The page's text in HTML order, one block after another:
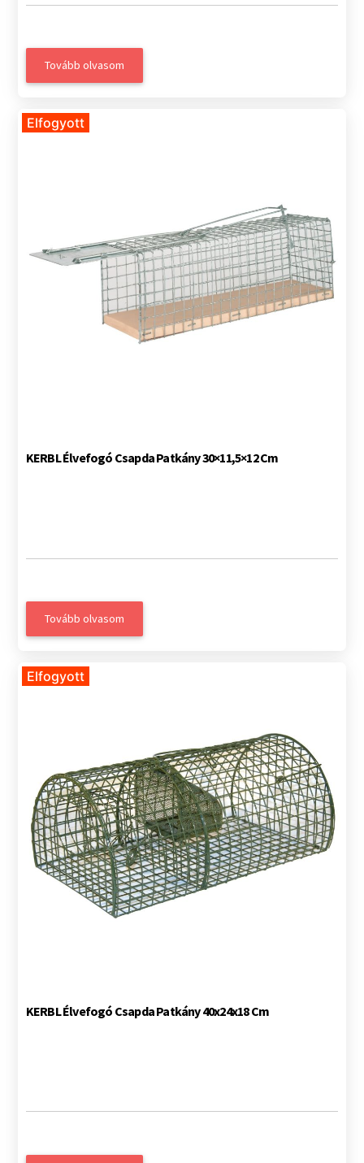
Tovább olvasom
Elfogyott
KERBL Élvefogó Csapda Patkány 30×11,5×12 Cm
Tovább olvasom
Elfogyott
KERBL Élvefogó Csapda Patkány 40x24x18 Cm